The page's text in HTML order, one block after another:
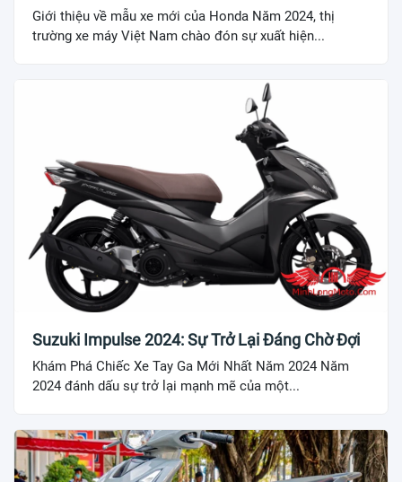
Giới thiệu về mẫu xe mới của Honda Năm 2024, thị
trường xe máy Việt Nam chào đón sự xuất hiện...
Suzuki Impulse 2024: Sự Trở Lại Đáng Chờ Đợi
Khám Phá Chiếc Xe Tay Ga Mới Nhất Năm 2024 Năm
2024 đánh dấu sự trở lại mạnh mẽ của một...